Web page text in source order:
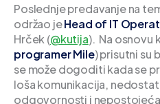
Poslednje predavanje na
održao jeHead of IT
Hrček (@kutija). Na osnovu
programer Mile) prisutni su
se može dogoditi kada se
loša komunikacija,
odgovornosti i